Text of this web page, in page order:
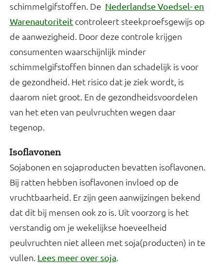
schimmelgifstoffen. De Nederlandse Voedsel- en
Warenautoriteit controleert steekproefsgewijs op
de aanwezigheid. Door deze controle krijgen
consumenten waarschijnlijk minder
schimmelgifstoffen binnen dan schadelijk is voor
de gezondheid. Het risico dat je ziek wordt, is
daarom niet groot. En de gezondheidsvoordelen
van het eten van peulvruchten wegen daar
tegenop.
Isoflavonen
Sojabonen en sojaproducten bevatten isoflavonen.
Bij ratten hebben isoflavonen invloed op de
vruchtbaarheid. Er zijn geen aanwijzingen bekend
dat dit bij mensen ook zo is. Uit voorzorg is het
verstandig om je wekelijkse hoeveelheid
peulvruchten niet alleen met soja(producten) in te
vullen. Lees meer over soja.